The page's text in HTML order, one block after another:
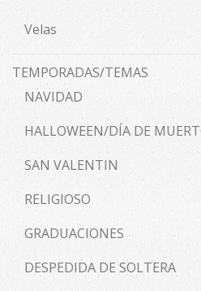
Velas
TEMPORADAS/TEMAS
NAVIDAD
HALLOWEEN/DÍA DE
SAN VALENTIN
RELIGIOSO
GRADUACIONES
DESPEDIDA DE SOLTERA